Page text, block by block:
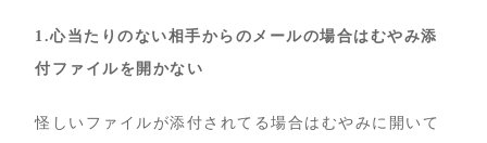
1.心当たりのない相手からのメールの場合はむやみ添
付ファイルを開かない
怪しいファイルが添付されてる場合はむやみに開いて